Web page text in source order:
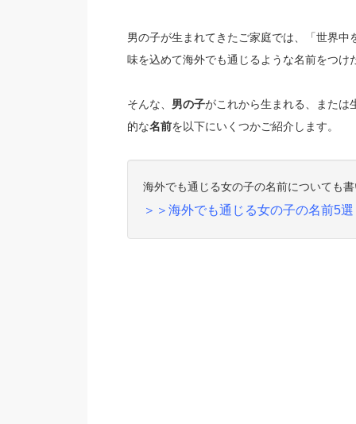
男の子が生まれてきたご家庭では、「世界
味を込めて海外でも通じるような名前をつけ
そんな、 男の子がこれから生まれる、または
的な名前を以下にいくつかご紹介します。
海外でも通じる女の子の名前についても
＞＞海外でも通じる女の子の名前5選